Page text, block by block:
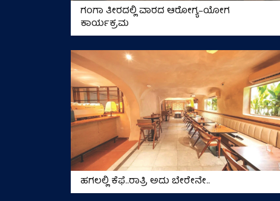
ಗಂಗಾ ತೀರದಲ್ಲಿ ವಾರದ ಆರೋಗ್ಯ–ಯೋಗ
ಕಾರ್ಯಕ್ರಮ
ಹಗಲಲ್ಲಿ ಕೆಫೆ..ರಾತ್ರಿ ಅದು ಬೇರೇನೇ..